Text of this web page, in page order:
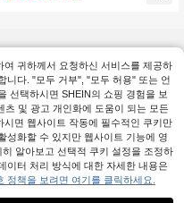
귀하께서 요청하신 서비스를 제공하
니다. "모두 거부", "모두 허용" 또는 언
선택하시면 SHEIN의 쇼핑 경험을 보
츠 및 광고 개인화에 도움이 되는 모든
면 웹사이트 작동에 필수적인 쿠키만
성화할 수 있지만 웹사이트 기능에 영
알아보고 선택적 쿠키 설정을 조정하
이터 처리 방식에 대한 자세한 내용은
정책을 보려면 여기를 클릭하세요.